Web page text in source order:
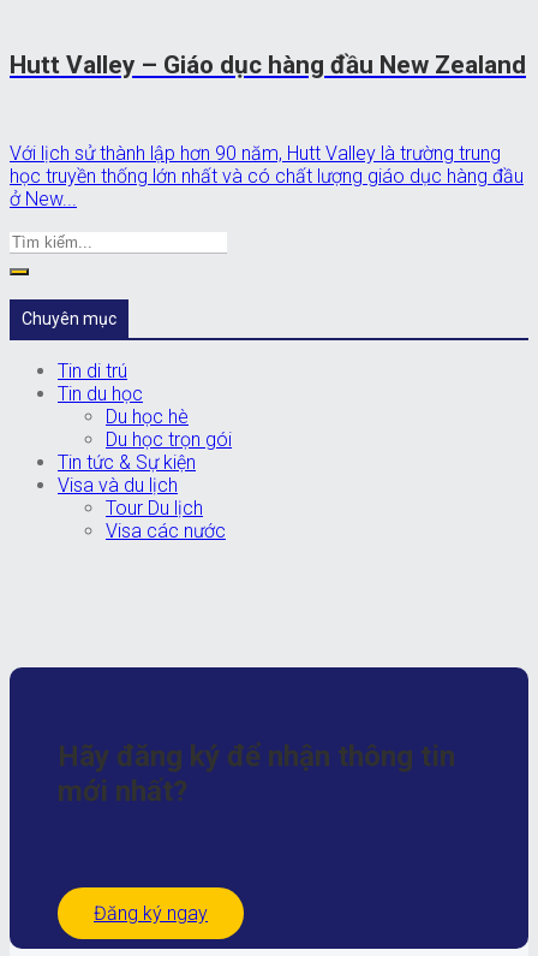
Hutt Valley – Giáo dục hàng đầu New Zealand
Với lịch sử thành lập hơn 90 năm, Hutt Valley là trường trung
học truyền thống lớn nhất và có chất lượng giáo dục hàng đầu
ở New...
Chuyên mục
Tin di trú
Tin du học
Du học hè
Du học trọn gói
Tin tức & Sự kiện
Visa và du lịch
Tour Du lịch
Visa các nước
Hãy đăng ký để nhận thông tin
mới nhất?
Đăng ký ngay